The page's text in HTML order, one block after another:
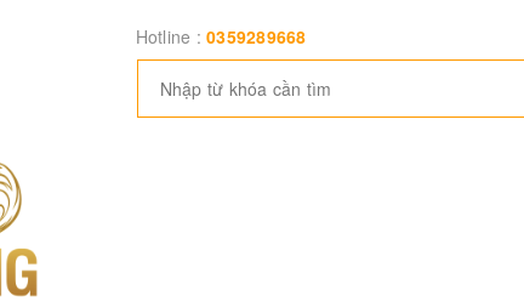
Hotline : 0359289668